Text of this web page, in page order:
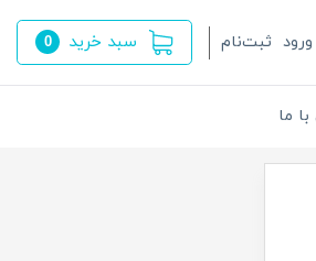
ورود ثبت‌نام سبد خرید 0
ما